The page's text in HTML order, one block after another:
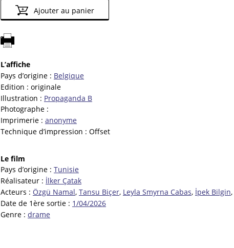
Ajouter au panier
L’affiche
Pays d’origine : Belgique
Edition : originale
Illustration : Propaganda B
Photographe :
Imprimerie : anonyme
Technique d’impression : Offset
Le film
Pays d’origine : Tunisie
Réalisateur : İlker Çatak
Acteurs : Özgü Namal, Tansu Biçer, Leyla Smyrna Cabas, İpek Bilgin,
Date de 1ère sortie : 1/04/2026
Genre : drame